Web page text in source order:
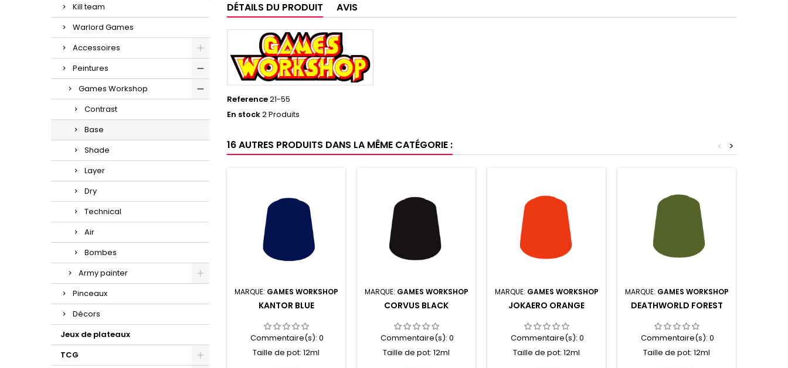
Kill team
Warlord Games
Accessoires
Peintures
Games Workshop
Contrast
Base
Shade
Layer
Dry
Technical
Air
Bombes
Army painter
Pinceaux
Décors
Jeux de plateaux
TCG
DÉTAILS DU PRODUIT AVIS
Reference21-55
En stock2 Produits
16 AUTRES PRODUITS DANS LA MÊME CATÉGORIE : >
<
MARQUE: GAMES WORKSHOP
KANTOR BLUE
Commentaire(s): 0
Taille de pot: 12ml
MARQUE: GAMES WORKSHOP
CORVUS BLACK
Commentaire(s): 0
Taille de pot: 12ml
MARQUE: GAMES WORKSHOP
JOKAERO ORANGE
Commentaire(s): 0
Taille de pot: 12ml
MARQUE: GAMES WORKSHOP
DEATHWORLD FOREST
Commentaire(s): 0
Taille de pot: 12ml